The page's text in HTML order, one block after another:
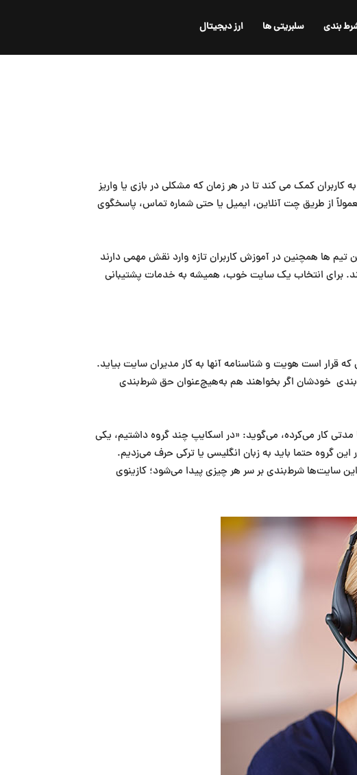
بندی سلبریتی ها ارز دیجیتال
داشتن پشتیبانی قوی و ۲۴ ساعته است. پشتیبانی خوب به کاربران کمک می کند تا در هر زمان که مشکلی در بازی یا واریز
از طریق چت آنلاین، ایمیل یا حتی شماره تماس، پاسخگوی
ها همچنین در آموزش کاربران تازه وارد نقش مهمی دارند
برای انتخاب یک سایت خوب، همیشه به خدمات پشتیبانی
قرار است هویت و شناسنامه آنها به کار مدیران سایت بیاید.
بندی خودشان اگر بخواهند هم به‌هیچ‌عنوان حق شرط‌‌بندی
مدتی کار می‌کرده، می‌گوید: «در اسکایپ چند گروه داشتیم، یکی
این گروه حتما باید به زبان انگلیسی یا ترکی حرف می‌زدیم.
سایت‌ها شرط‌بندی بر سر هر چیزی پیدا می‌شود؛ کازینوی